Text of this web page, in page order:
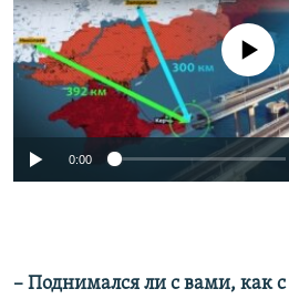
No media source
0:00
– Поднимался ли с вами, как